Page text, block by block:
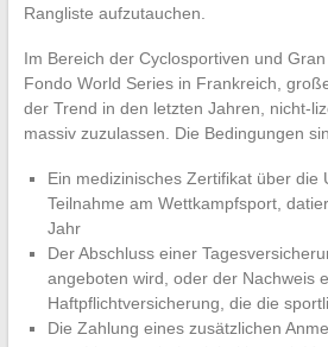
Rangliste aufzutauchen.
Im Bereich der Cyclosportiven und
Fondo World Series in Frankreich,
der Trend in den letzten Jahren, nicht-
massiv zuzulassen. Die Bedingungen
Ein medizinisches Zertifikat über die
Teilnahme am Wettkampfsport,
Jahr
Der Abschluss einer
angeboten wird, oder der Nachweis
Haftpflichtversicherung, die die
Die Zahlung eines zusätzlichen